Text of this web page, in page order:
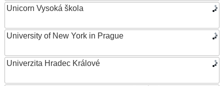
Unicorn Vysoká škola
University of New York in Prague
Univerzita Hradec Králové